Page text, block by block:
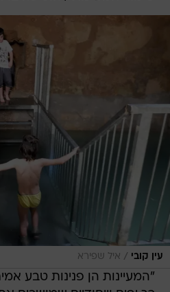
עין קובי / איל שפירא
"המעיינות הן פנינות טבע